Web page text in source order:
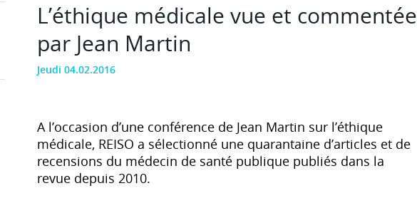
L’éthique médicale vue et commentée
par Jean Martin
Jeudi 04.02.2016
A l’occasion d’une conférence de Jean Martin sur l’éthique
médicale, REISO a sélectionné une quarantaine d’articles et de
recensions du médecin de santé publique publiés dans la
revue depuis 2010.